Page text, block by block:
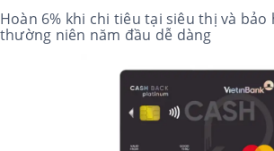
Hoàn 6% khi chi tiêu tại siêu thị và
thường niên năm đầu dễ dàng